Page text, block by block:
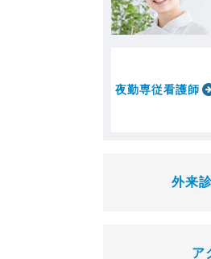
夜勤専従看護師
外来
ア